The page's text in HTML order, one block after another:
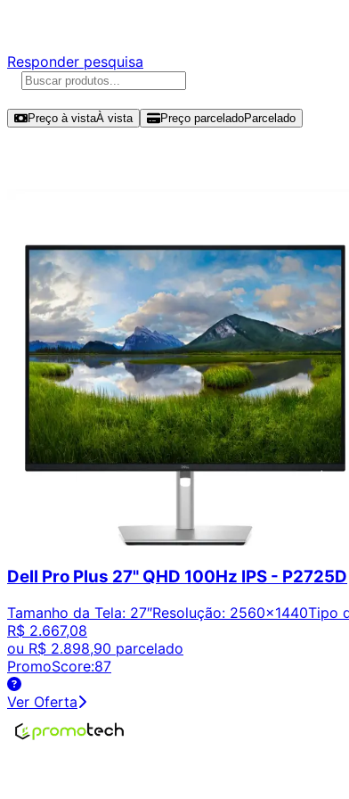
Responder pesquisa
Preço à vistaÀ vista Preço parceladoParcelado
Dell Pro Plus 27" QHD 100Hz IPS - P2725D
Tamanho da Tela: 27″Resolução: 2560x1440Tipo
R$ 2.667,08
ou R$ 2.898,90 parcelado
PromoScore:87
Ver Oferta